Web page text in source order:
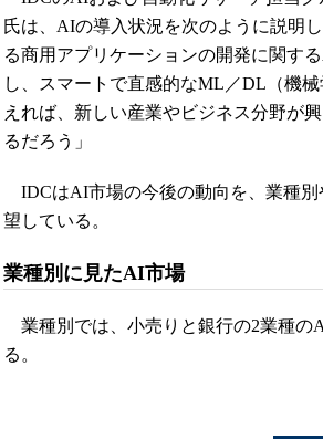
氏は、AIの導入状況を次のように説明
る商用アプリケーションの開発に関す
し、スマートで直感的なML／DL（機
えれば、新しい産業やビジネス分野が
るだろう」
IDCはAI市場の今後の動向を、業種別
望している。
業種別に見たAI市場
業種別では、小売りと銀行の2業種の
る。